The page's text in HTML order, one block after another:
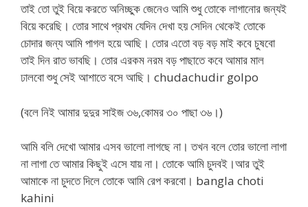
তাই তো তুই বিয়ে করতে অনিচ্ছুক জেনেও আমি শুধু তোকে লাগানোর জন্যই
বিয়ে করেছি। তোর সাথে প্রথম যেদিন দেখা হয় সেদিন থেকেই তোকে
চোদার জন্য আমি পাগল হয়ে আছি। তোর এতো বড় বড় মাই কবে চুষবো
তাই দিন রাত ভাবছি। তোর এরকম নরম বড় পাছাতে কবে আমার মাল
ঢালবো শুধু সেই আশাতে বসে আছি। chudachudir golpo
(বলে নিই আমার দুদুর সাইজ ৩৬,কোমর ৩০ পাছা ৩৬।)
আমি বলি দেখো আমার এসব ভালো লাগছে না। তখন বলে তোর ভালো লাগা
না লাগা তে আমার কিছুই এসে যায় না। তোকে আমি চুদবই।আর তুই
আমাকে না চুদতে দিলে তোকে আমি রেপ করবো। bangla choti
kahini